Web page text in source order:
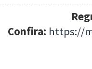
Confira: https://